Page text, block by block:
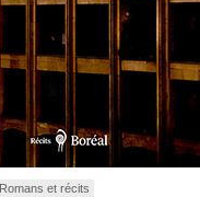
Romans et récits